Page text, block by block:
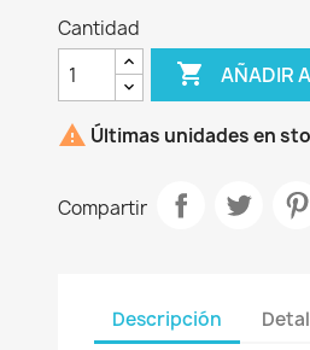
Cantidad
 AÑADIR
 Últimas unidades en
Compartir
Descripción